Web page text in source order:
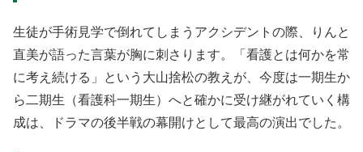
生徒が手術見学で倒れてしまうアクシデントの際、りんと
直美が語った言葉が胸に刺さります。「看護とは何かを常
に考え続ける」という大山捨松の教えが、今度は一期生か
ら二期生（看護科一期生）へと確かに受け継がれていく構
成は、ドラマの後半戦の幕開けとして最高の演出でした 。